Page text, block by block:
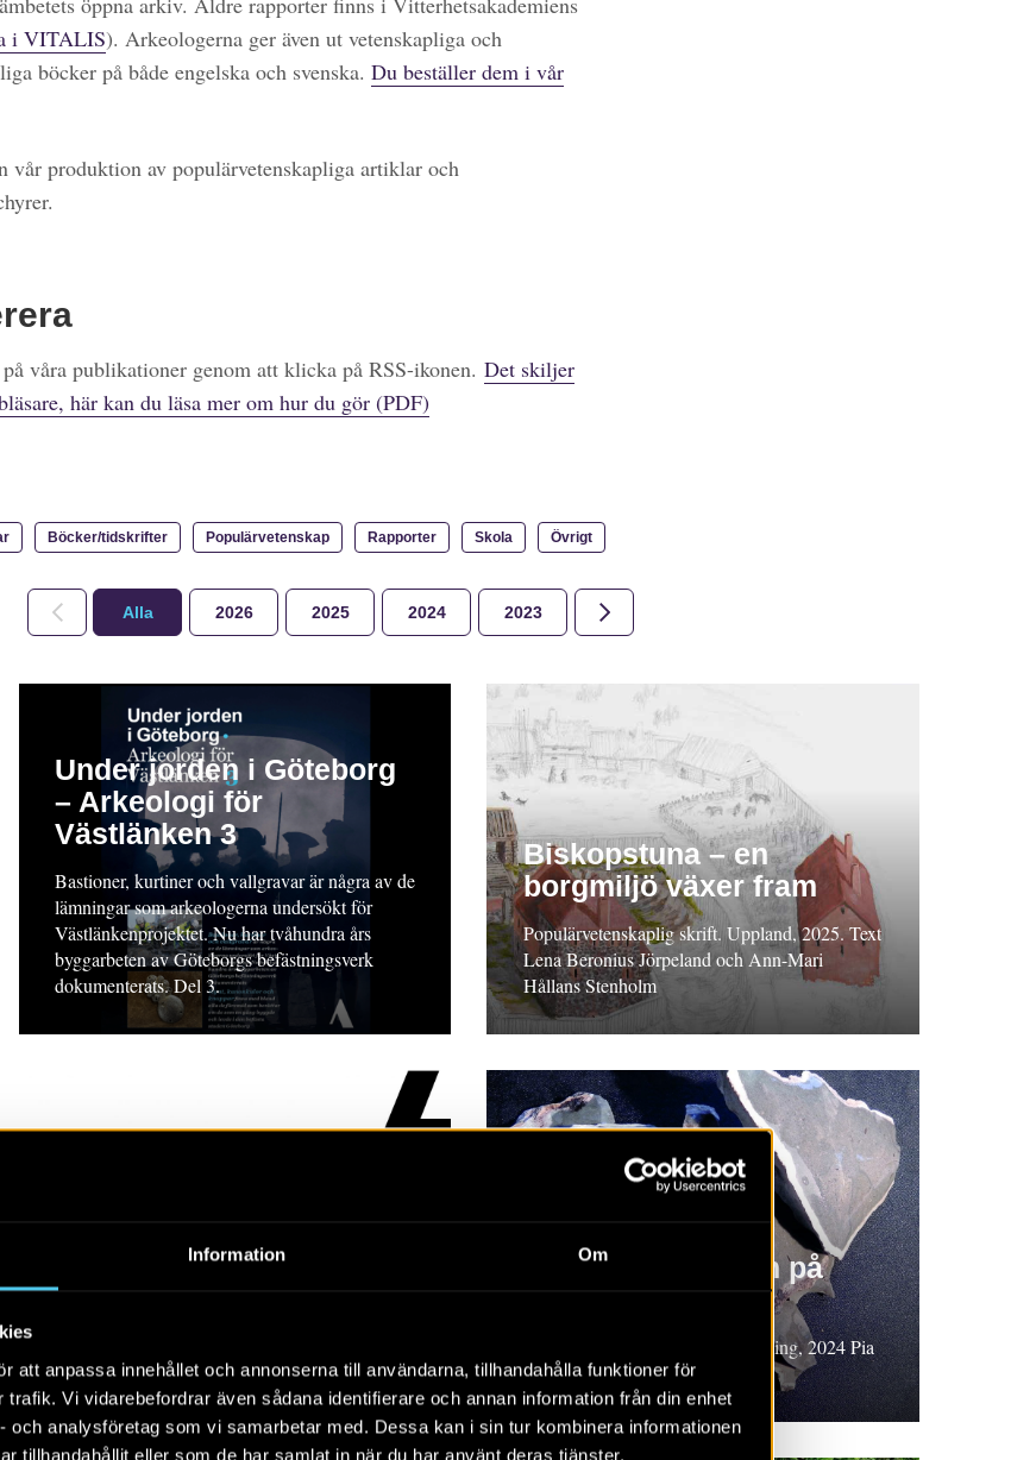
Information Om
att anpassa innehållet och annonserna till användarna, tillhandahålla funktioner för
Vi vidarebefordrar även sådana identifierare och annan information från din enhet
och analysföretag som vi samarbetar med. Dessa kan i sin tur kombinera informationen
tillhandahållit eller som de har samlat in när du har använt deras tjänster.
i VITALIS). Arkeologerna ger även ut vetenskapliga och
böcker på både engelska och svenska. Du beställer dem i vår
vår produktion av populärvetenskapliga artiklar och
våra publikationer genom att klicka på RSS-ikonen. Det skiljer
här kan du läsa mer om hur du gör (PDF)
Böcker/tidskrifter Populärvetenskap Rapporter Skola Övrigt
Alla 2026 2025 2024 2023 2022
Under jorden i Göteborg
– Arkeologi för
Västlänken 3
Bastioner, kurtiner och vallgravar är några av de
lämningar som arkeologerna undersökt för
Västlänkenprojektet. Nu har tvåhundra års
byggarbeten av Göteborgs befästningsverk
dokumenterats. Del 3.
Biskopstuna – en
borgmiljö växer fram
Populärvetenskaplig skrift. Uppland, 2025. Text
Lena Beronius Jörpeland och Ann-Mari
Hållans Stenholm
Johanneberg – en
landeriträdgård och
META 2025, 7. Vetenskaplig fördjupning.
Skärvstensgraven på
Populärvetenskaplig sammanfattning, 2024 Pia
Claesson